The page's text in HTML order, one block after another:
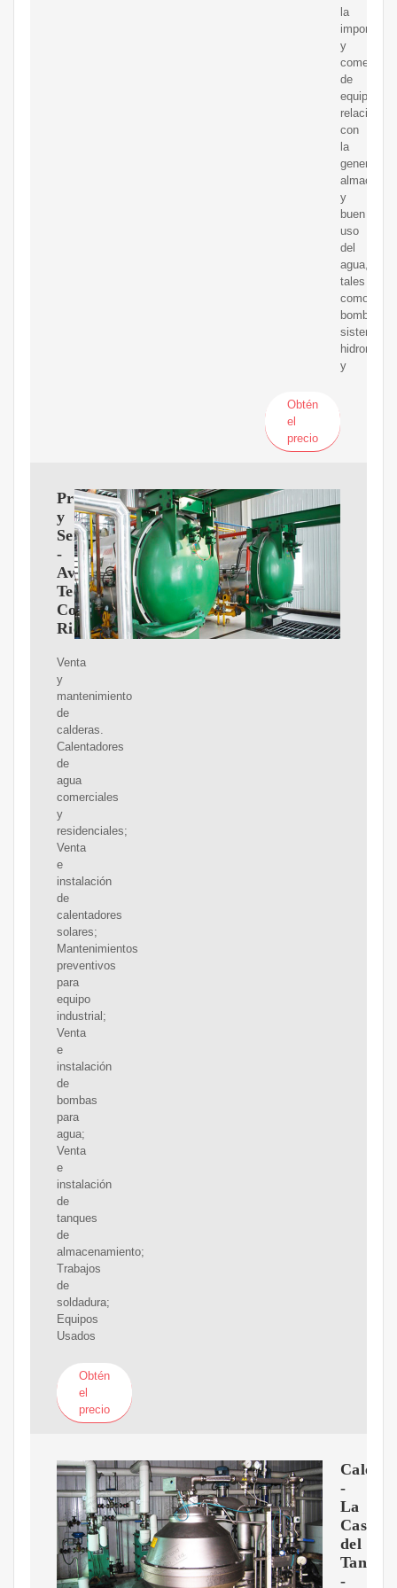
la
y
de
equipos
con
la
y
buen
uso
del
agua,
tales
como
bombas,
sistemas
y
Obtén
el
precio
Productos
y
Servicios
-
Avila
Tech
Costa
Rica
Venta
y
mantenimiento
de
calderas.
Calentadores
de
agua
comerciales
y
residenciales;
Venta
e
instalación
de
calentadores
solares;
Mantenimientos
preventivos
para
equipo
industrial;
Venta
e
instalación
de
bombas
para
agua;
Venta
e
instalación
de
tanques
de
almacenamiento;
Trabajos
de
soldadura;
Equipos
Usados
Obtén
el
precio
-
La
Casa
del
Tanque
-